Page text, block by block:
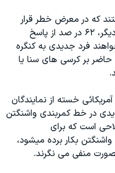
که در معرض خطر قرار
گرفته اند. در یک نظرسنجی دیگر، ۶۲ در صد از پاسخ
فرد جدیدی به کنگره
حاضر بر کرسی های سنا یا
خسته از نمایندگان
در خط کمربندی واشنگتن
است که برای
بکار برده میشود،
منفی می نگرند.